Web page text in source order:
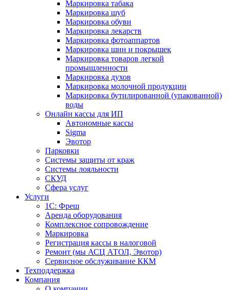
Маркировка табака
Маркировка шуб
Маркировка обуви
Маркировка лекарств
Маркировка фотоаппартов
Маркировка шин и покрышек
Маркировка товаров легкой
промышленности
Маркировка духов
Маркировка молочной продукции
Маркировка бутилированной (упакованной)
воды
Онлайн кассы для ИП
Автономные кассы
Sigma
Эвотор
Парковки
Системы защиты от краж
Системы лояльности
СКУД
Сфера услуг
Услуги
1С: Фреш
Аренда оборудования
Комплексное сопровождение
Маркировка
Регистрация кассы в налоговой
Ремонт (мы АСЦ АТОЛ, Эвотор)
Сервисное обслуживание ККМ
Техподдержка
Компания